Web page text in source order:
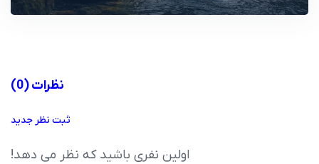
نظرات(0)
ثبت نظر جدید
اولین نفری باشید که نظر می دهد!